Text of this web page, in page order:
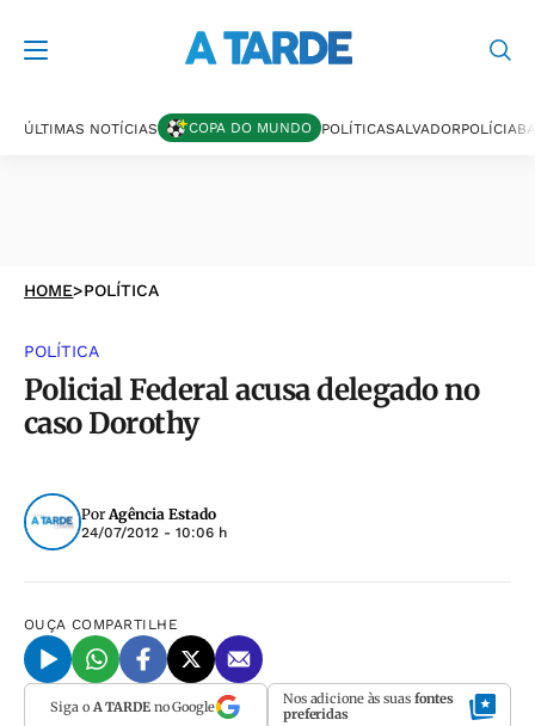
ÚLTIMAS NOTÍCIAS COPA DO MUNDO POLÍTICASALVADORPOLÍCIA
HOME>POLÍTICA
POLÍTICA
Policial Federal acusa delegado no
caso Dorothy
PorAgência Estado
24/07/2012 - 10:06 h
OUÇA COMPARTILHE
Siga o A TARDEno Google Nos adicione às suas fontes
preferidas